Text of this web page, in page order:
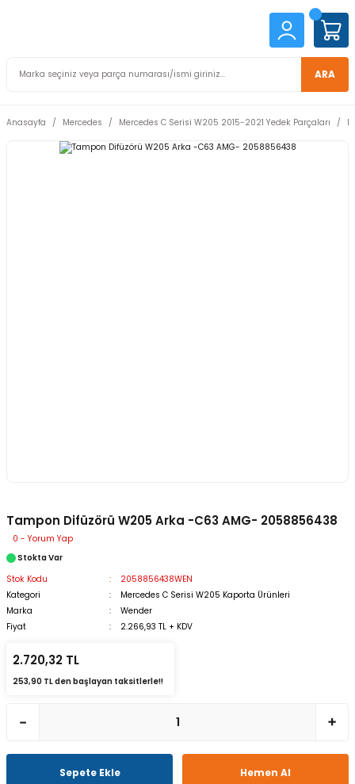
ARA
Anasayfa Mercedes Mercedes C Serisi W205 2015-2021 Yedek Parçaları
Tampon Difüzörü W205 Arka -C63 AMG- 2058856438
0 - Yorum Yap
Stokta Var
Stok Kodu
2058856438WEN
Kategori
Mercedes C Serisi W205 Kaporta Ürünleri
Marka
Wender
Fiyat
2.266,93 TL + KDV
2.720,32 TL
253,90 TL den başlayan taksitlerle!!
Sepete Ekle Hemen Al